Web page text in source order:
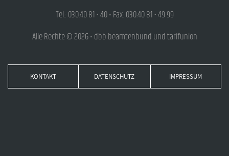
Tel.: 030.40 81 - 40 • Fax: 030.40 81 - 49 99
Alle Rechte © 2026 • dbb beamtenbund und tarifunion
KONTAKT DATENSCHUTZ IMPRESSUM